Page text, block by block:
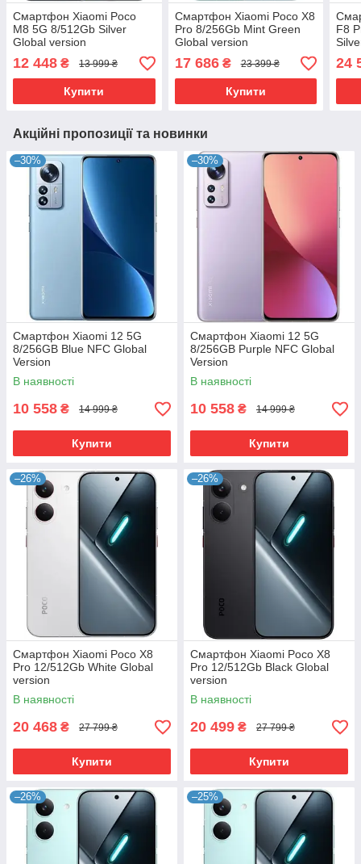
Смартфон Xiaomi Poco
M8 5G 8/512Gb Silver
Global version
12 448 ₴ 13 999 ₴
Купити
Смартфон Xiaomi Poco X8
Pro 8/256Gb Mint Green
Global version
17 686₴ 23 399 ₴
Купити
F8
24
Акційні пропозиції та новинки
–30%
Смартфон Xiaomi 12 5G
8/256GB Blue NFC Global
Version
В наявності
10 558 ₴ 14 999 ₴
Купити
–30%
Смартфон Xiaomi 12 5G
8/256GB Purple NFC Global
Version
В наявності
10 558 ₴ 14 999 ₴
Купити
–26%
Смартфон Xiaomi Poco X8
Pro 12/512Gb White Global
version
В наявності
20 468 ₴ 27 799 ₴
Купити
–26%
Смартфон Xiaomi Poco X8
Pro 12/512Gb Black Global
version
В наявності
20 499 ₴ 27 799 ₴
Купити
–26% –25%